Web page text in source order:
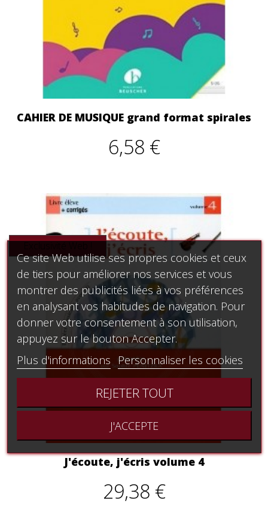
CAHIER DE MUSIQUE grand format spirales
6,58 €
Exclusivité Web !
J'écoute, j'écris volume 4
29,38 €
Ce site Web utilise ses propres cookies et ceux
de tiers pour améliorer nos services et vous
montrer des publicités liées à vos préférences
en analysant vos habitudes de navigation. Pour
donner votre consentement à son utilisation,
appuyez sur le bouton Accepter.
Plus d'informations
Personnaliser les cookies
REJETER TOUT
J'ACCEPTE